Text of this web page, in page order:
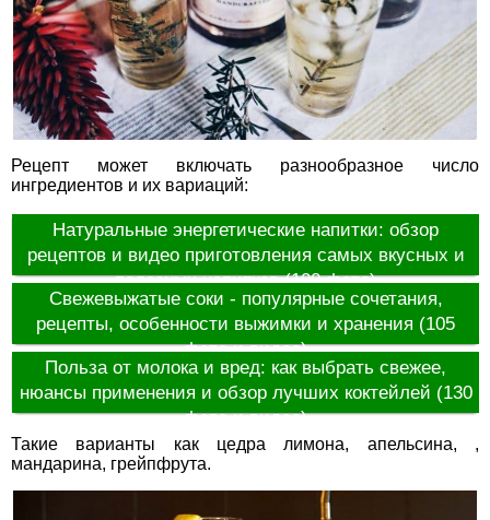
Рецепт может включать разнообразное число
ингредиентов и их вариаций:
Натуральные энергетические напитки: обзор
рецептов и видео приготовления самых вкусных и
полезных напитков (100 фото)
Свежевыжатые соки - популярные сочетания,
рецепты, особенности выжимки и хранения (105
фото и видео)
Польза от молока и вред: как выбрать свежее,
нюансы применения и обзор лучших коктейлей (130
фото и видео)
Такие варианты как цедра лимона, апельсина, ,
мандарина, грейпфрута.